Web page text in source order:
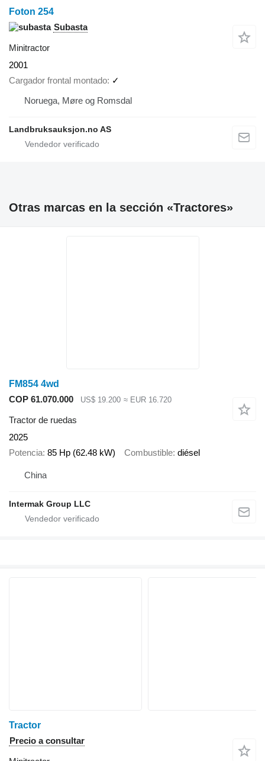
Foton 254
Subasta
Minitractor
2001
Cargador frontal montado ✓
Noruega, Møre og Romsdal
Landbruksauksjon.no AS
Otras marcas en la sección «Tractores»
FM854 4wd
COP 61.070.000
US$ 19.200 ≈ EUR 16.720
Tractor de ruedas
2025
Potencia 85 Hp (62.48 kW) Combustible diésel
China
Intermak Group LLC
Tractor
Precio a consultar